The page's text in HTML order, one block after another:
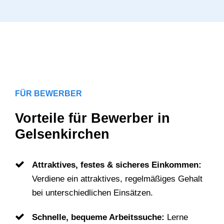
FÜR BEWERBER
Vorteile für Bewerber in
Gelsenkirchen
Attraktives, festes & sicheres Einkommen:
Verdiene ein attraktives, regelmäßiges Gehalt
bei unterschiedlichen Einsätzen.
Schnelle, bequeme Arbeitssuche: Lerne